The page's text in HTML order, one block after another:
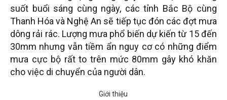
suốt buổi sáng cùng ngày, các tỉnh Bắc Bộ cùng
Thanh Hóa và Nghệ An sẽ tiếp tục đón các đợt mưa
dông rải rác. Lượng mưa phổ biến dự kiến từ 15 đến
30mm nhưng vẫn tiềm ẩn nguy cơ có những điểm
mưa cực bộ rất to trên mức 80mm gây khó khăn
cho việc di chuyển của người dân.